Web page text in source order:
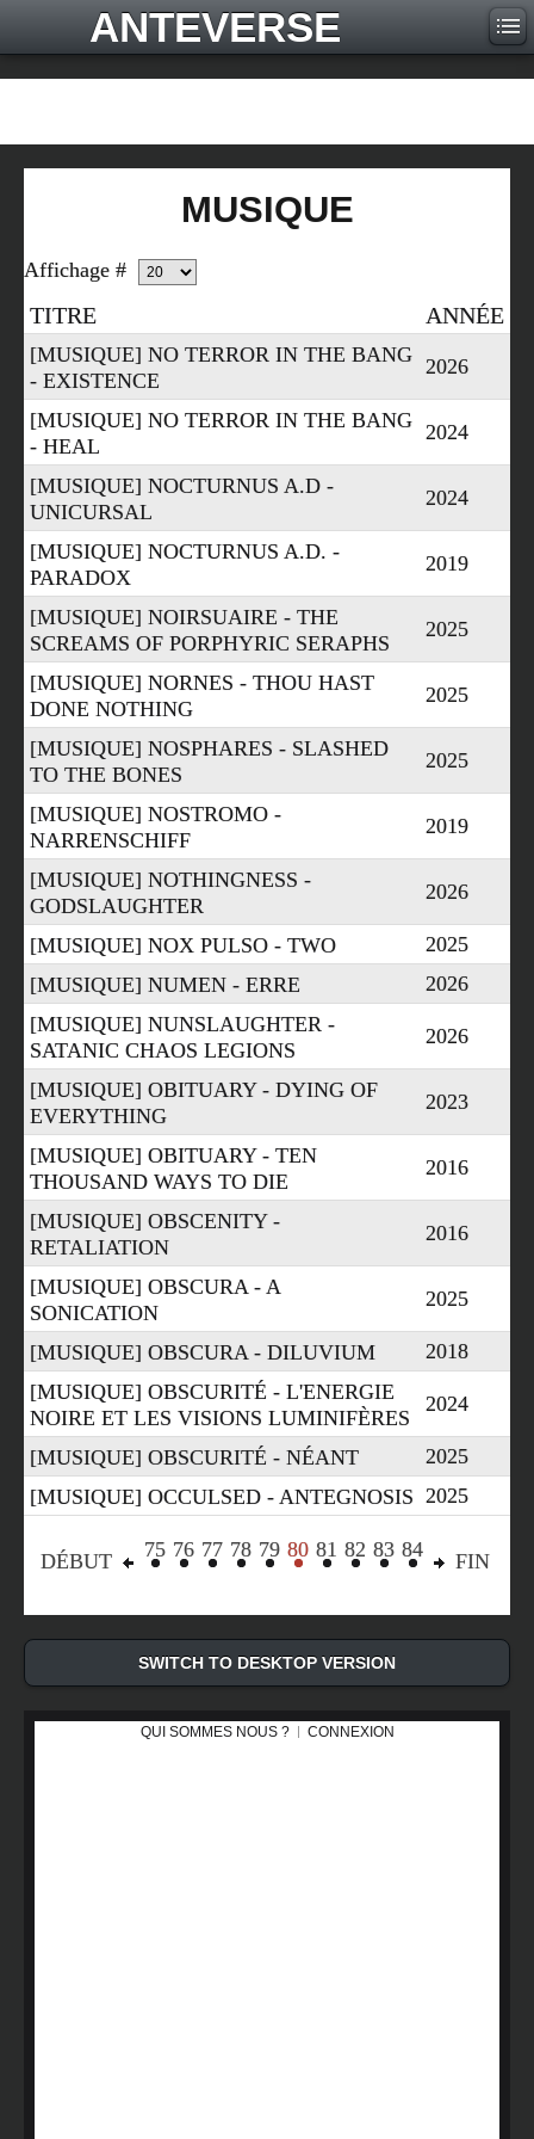
ANTEVERSE
MUSIQUE
Affichage #
TITRE ANNÉE
[MUSIQUE] NO TERROR IN THE BANG
- EXISTENCE
2026
[MUSIQUE] NO TERROR IN THE BANG
- HEAL
2024
[MUSIQUE] NOCTURNUS A.D -
UNICURSAL
2024
[MUSIQUE] NOCTURNUS A.D. -
PARADOX
2019
[MUSIQUE] NOIRSUAIRE - THE
SCREAMS OF PORPHYRIC SERAPHS
2025
[MUSIQUE] NORNES - THOU HAST
DONE NOTHING
2025
[MUSIQUE] NOSPHARES - SLASHED
TO THE BONES
2025
[MUSIQUE] NOSTROMO -
NARRENSCHIFF
2019
[MUSIQUE] NOTHINGNESS -
GODSLAUGHTER
2026
[MUSIQUE] NOX PULSO - TWO
2025
[MUSIQUE] NUMEN - ERRE
2026
[MUSIQUE] NUNSLAUGHTER -
SATANIC CHAOS LEGIONS
2026
[MUSIQUE] OBITUARY - DYING OF
EVERYTHING
2023
[MUSIQUE] OBITUARY - TEN
THOUSAND WAYS TO DIE
2016
[MUSIQUE] OBSCENITY -
RETALIATION
2016
[MUSIQUE] OBSCURA - A
SONICATION
2025
[MUSIQUE] OBSCURA - DILUVIUM
2018
[MUSIQUE] OBSCURITÉ - L'ENERGIE
NOIRE ET LES VISIONS LUMINIFÈRES
2024
[MUSIQUE] OBSCURITÉ - NÉANT
2025
[MUSIQUE] OCCULSED - ANTEGNOSIS 2025
DÉBUT
«
75 76 77 78 79 80 81 82 83 84 FIN
SWITCH TO DESKTOP VERSION
QUI SOMMES NOUS ? CONNEXION